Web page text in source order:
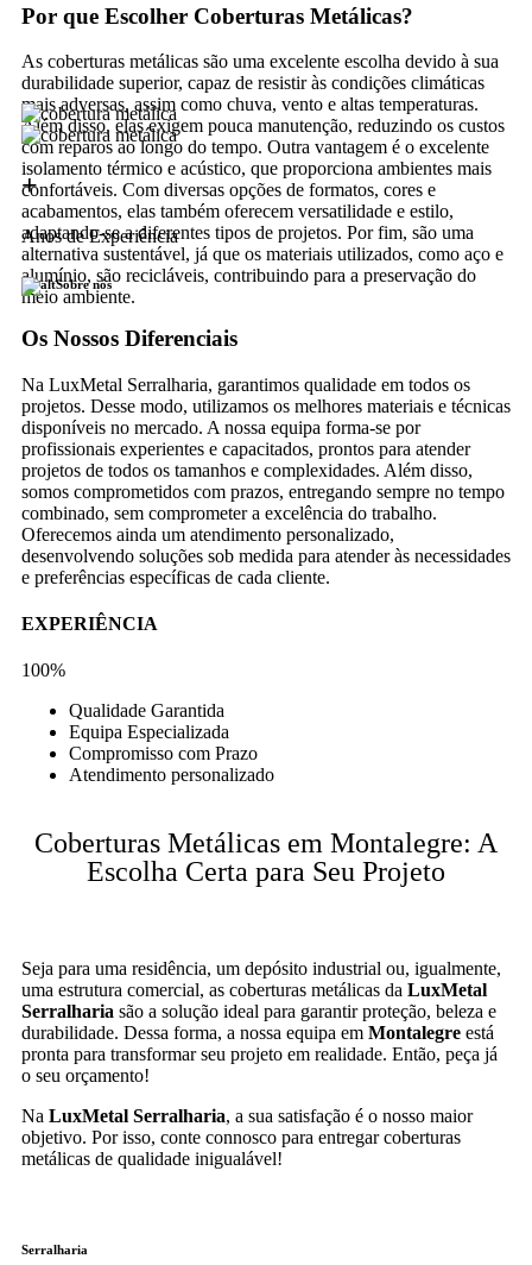
Por que Escolher Coberturas Metálicas?
As coberturas metálicas são uma excelente escolha devido à sua
durabilidade superior, capaz de resistir às condições climáticas
mais adversas, assim como chuva, vento e altas temperaturas.
Além disso, elas exigem pouca manutenção, reduzindo os custos
com reparos ao longo do tempo. Outra vantagem é o excelente
isolamento térmico e acústico, que proporciona ambientes mais
confortáveis. Com diversas opções de formatos, cores e
acabamentos, elas também oferecem versatilidade e estilo,
adaptando-se a diferentes tipos de projetos. Por fim, são uma
alternativa sustentável, já que os materiais utilizados, como aço e
alumínio, são recicláveis, contribuindo para a preservação do
meio ambiente.
+
Anos de Experiência
Sobre nós
Os Nossos Diferenciais
Na LuxMetal Serralharia, garantimos qualidade em todos os
projetos. Desse modo, utilizamos os melhores materiais e técnicas
disponíveis no mercado. A nossa equipa forma-se por
profissionais experientes e capacitados, prontos para atender
projetos de todos os tamanhos e complexidades. Além disso,
somos comprometidos com prazos, entregando sempre no tempo
combinado, sem comprometer a excelência do trabalho.
Oferecemos ainda um atendimento personalizado,
desenvolvendo soluções sob medida para atender às necessidades
e preferências específicas de cada cliente.
EXPERIÊNCIA
100%
Qualidade Garantida
Equipa Especializada
Compromisso com Prazo
Atendimento personalizado
Coberturas Metálicas em Montalegre: A
Escolha Certa para Seu Projeto
Seja para uma residência, um depósito industrial ou, igualmente,
uma estrutura comercial, as coberturas metálicas da LuxMetal
Serralharia são a solução ideal para garantir proteção, beleza e
durabilidade. Dessa forma, a nossa equipa em Montalegre está
pronta para transformar seu projeto em realidade. Então, peça já
o seu orçamento!
Na LuxMetal Serralharia, a sua satisfação é o nosso maior
objetivo. Por isso, conte connosco para entregar coberturas
metálicas de qualidade inigualável!
Serralharia